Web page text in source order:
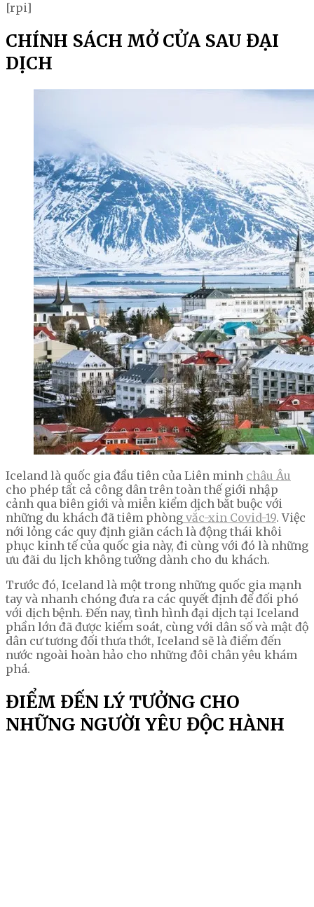
[rpi]
CHÍNH SÁCH MỞ CỬA SAU ĐẠI
DỊCH
Iceland là quốc gia đầu tiên của Liên minh châu Âu
cho phép tất cả công dân trên toàn thế giới nhập
cảnh qua biên giới và miễn kiểm dịch bắt buộc với
những du khách đã tiêm phòng vắc-xin Covid-19. Việc
nới lỏng các quy định giãn cách là động thái khôi
phục kinh tế của quốc gia này, đi cùng với đó là những
ưu đãi du lịch không tưởng dành cho du khách.
Trước đó, Iceland là một trong những quốc gia mạnh
tay và nhanh chóng đưa ra các quyết định để đối phó
với dịch bệnh. Đến nay, tình hình đại dịch tại Iceland
phần lớn đã được kiểm soát, cùng với dân số và mật độ
dân cư tương đối thưa thớt, Iceland sẽ là điểm đến
nước ngoài hoàn hảo cho những đôi chân yêu khám
phá.
ĐIỂM ĐẾN LÝ TƯỞNG CHO
NHỮNG NGƯỜI YÊU ĐỘC HÀNH